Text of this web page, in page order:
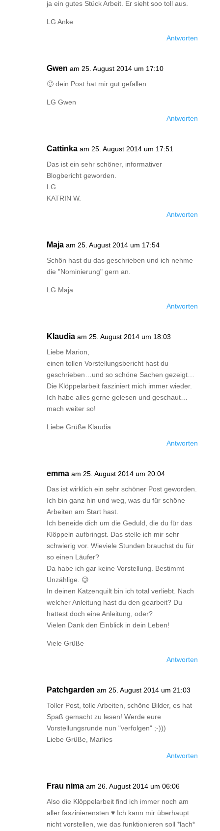
ja ein gutes Stück Arbeit. Er sieht soo toll aus.
LG Anke
Antworten
Gwen am 25. August 2014 um 17:10
🙂 dein Post hat mir gut gefallen.
LG Gwen
Antworten
Cattinka am 25. August 2014 um 17:51
Das ist ein sehr schöner, informativer
Blogbericht geworden.
LG
KATRIN W.
Antworten
Maja am 25. August 2014 um 17:54
Schön hast du das geschrieben und ich nehme
die "Nominierung" gern an.
LG Maja
Antworten
Klaudia am 25. August 2014 um 18:03
Liebe Marion,
einen tollen Vorstellungsbericht hast du
geschrieben…und so schöne Sachen gezeigt…
Die Klöppelarbeit fasziniert mich immer wieder.
Ich habe alles gerne gelesen und geschaut…
mach weiter so!
Liebe Grüße Klaudia
Antworten
emma am 25. August 2014 um 20:04
Das ist wirklich ein sehr schöner Post geworden.
Ich bin ganz hin und weg, was du für schöne
Arbeiten am Start hast.
Ich beneide dich um die Geduld, die du für das
Klöppeln aufbringst. Das stelle ich mir sehr
schwierig vor. Wieviele Stunden brauchst du für
so einen Läufer?
Da habe ich gar keine Vorstellung. Bestimmt
Unzählige. 😉
In deinen Katzenquilt bin ich total verliebt. Nach
welcher Anleitung hast du den gearbeit? Du
hattest doch eine Anleitung, oder?
Vielen Dank den Einblick in dein Leben!
Viele Grüße
Antworten
Patchgarden am 25. August 2014 um 21:03
Toller Post, tolle Arbeiten, schöne Bilder, es hat
Spaß gemacht zu lesen! Werde eure
Vorstellungsrunde nun "verfolgen" ;-)))
Liebe Grüße, Marlies
Antworten
Frau nima am 26. August 2014 um 06:06
Also die Klöppelarbeit find ich immer noch am
aller faszinierensten ♥ Ich kann mir überhaupt
nicht vorstellen, wie das funktionieren soll *lach*